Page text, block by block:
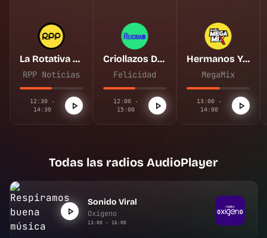
La Rotativa del Aire | Edición Tarde
RPP Noticias
12:30 -
14:30
Criollazos De Felicidad
Felicidad
12:00 -
15:00
Hermanos Yaipén y sus amigos
MegaMix
13:00 -
14:00
Todas las radios AudioPlayer
Sonido Viral
Oxígeno
13:00 - 16:00